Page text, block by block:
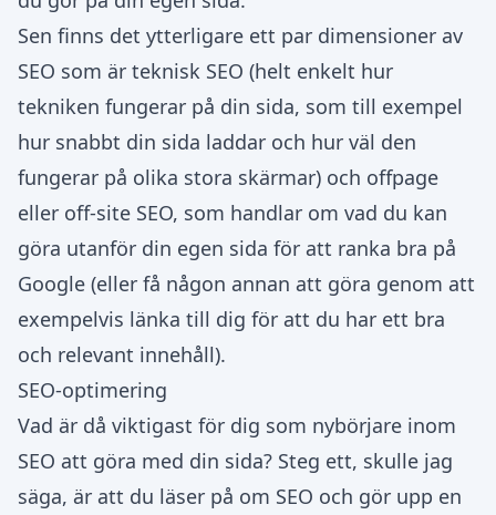
Sen finns det ytterligare ett par dimensioner av
SEO som är teknisk SEO (helt enkelt hur
tekniken fungerar på din sida, som till exempel
hur snabbt din sida laddar och hur väl den
fungerar på olika stora skärmar) och offpage
eller off-site SEO, som handlar om vad du kan
göra utanför din egen sida för att ranka bra på
Google (eller få någon annan att göra genom att
exempelvis länka till dig för att du har ett bra
och relevant innehåll).
SEO-optimering
Vad är då viktigast för dig som nybörjare inom
SEO att göra med din sida? Steg ett, skulle jag
säga, är att du läser på om SEO och gör upp en